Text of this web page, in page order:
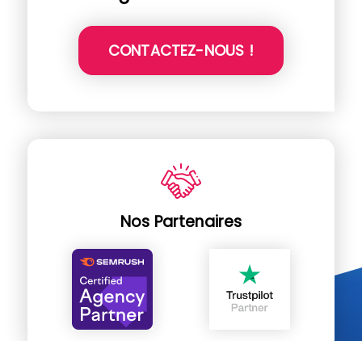
CONTACTEZ-NOUS !
Nos Partenaires